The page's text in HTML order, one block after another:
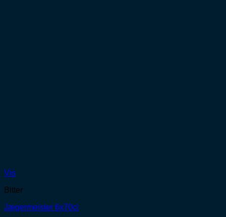
Vis
Bitter
Jægermeister 6x70cl